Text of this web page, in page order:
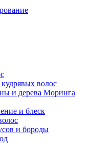
волос
и дерева Моринга
и блеск
и бороды